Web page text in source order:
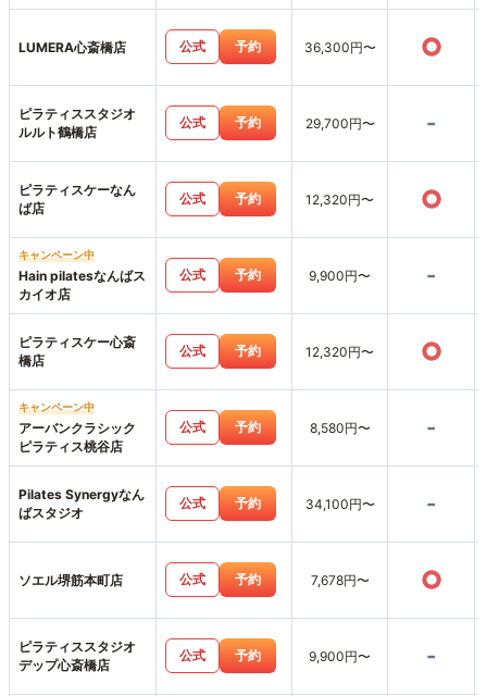
LUMERA心斎橋店 公式 予約 36,300円〜 ○
ピラティススタジオ
ルルト鶴橋店
公式 予約 29,700円〜 -
ピラティスケーなん
ば店
公式 予約 12,320円〜 ○
キャンペーン中
Hain pilatesなんばス
カイオ店
公式 予約 9,900円〜 -
ピラティスケー心斎
橋店
公式 予約 12,320円〜 ○
キャンペーン中
アーバンクラシック
ピラティス桃谷店
公式 予約 8,580円〜 -
Pilates Synergyなん
ばスタジオ
公式 予約 34,100円〜 -
ソエル堺筋本町店 公式 予約 7,678円〜 ○
ピラティススタジオ
デップ心斎橋店
公式 予約 9,900円〜 -